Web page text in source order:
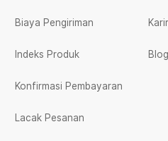
Biaya Pengiriman
Indeks Produk
Konfirmasi Pembayaran
Lacak Pesanan
Karir
Blog